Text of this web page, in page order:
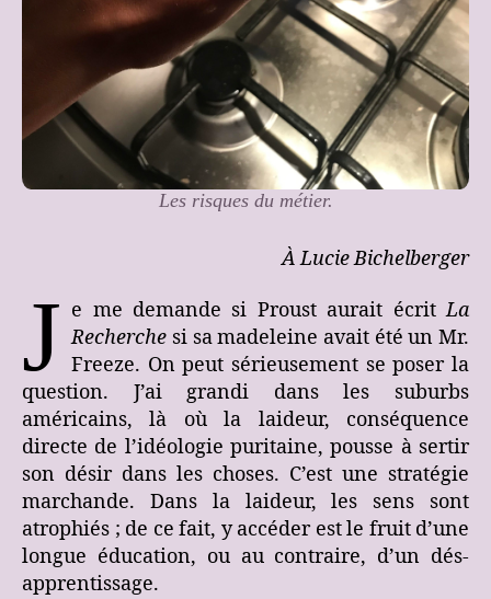
Les risques du métier.
À Lucie Bichelberger
J e me demande si Proust aurait écritLa
Recherche si sa madeleine avait été un Mr.
Freeze. On peut sérieusement se poser la
question. J’ai grandi dans les suburbs
américains, là où la laideur, conséquence
directe de l’idéologie puritaine, pousse à sertir
son désir dans les choses. C’est une stratégie
marchande. Dans la laideur, les sens sont
atrophiés ; de ce fait, y accéder est le fruit d’une
longue éducation, ou au contraire, d’un dés-
apprentissage.